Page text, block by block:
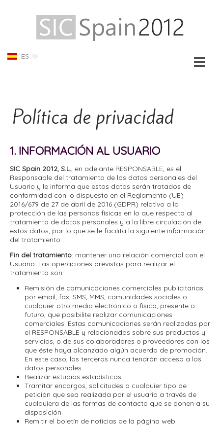
ES
Política de privacidad
1. INFORMACIÓN AL USUARIO
SIC Spain 2012, S.L., en adelante RESPONSABLE, es el
Responsable del tratamiento de los datos personales del
Usuario y le informa que estos datos serán tratados de
conformidad con lo dispuesto en el Reglamento (UE)
2016/679 de 27 de abril de 2016 (GDPR) relativo a la
protección de las personas físicas en lo que respecta al
tratamiento de datos personales y a la libre circulación de
estos datos, por lo que se le facilita la siguiente información
del tratamiento:
Fin del tratamiento: mantener una relación comercial con el
Usuario. Las operaciones previstas para realizar el
tratamiento son:
Remisión de comunicaciones comerciales publicitarias
por email, fax, SMS, MMS, comunidades sociales o
cualquier otro medio electrónico o físico, presente o
futuro, que posibilite realizar comunicaciones
comerciales. Estas comunicaciones serán realizadas por
el RESPONSABLE y relacionadas sobre sus productos y
servicios, o de sus colaboradores o proveedores con los
que éste haya alcanzado algún acuerdo de promoción.
En este caso, los terceros nunca tendrán acceso a los
datos personales.
Realizar estudios estadísticos.
Tramitar encargos, solicitudes o cualquier tipo de
petición que sea realizada por el usuario a través de
cualquiera de las formas de contacto que se ponen a su
disposición.
Remitir el boletín de noticias de la página web.